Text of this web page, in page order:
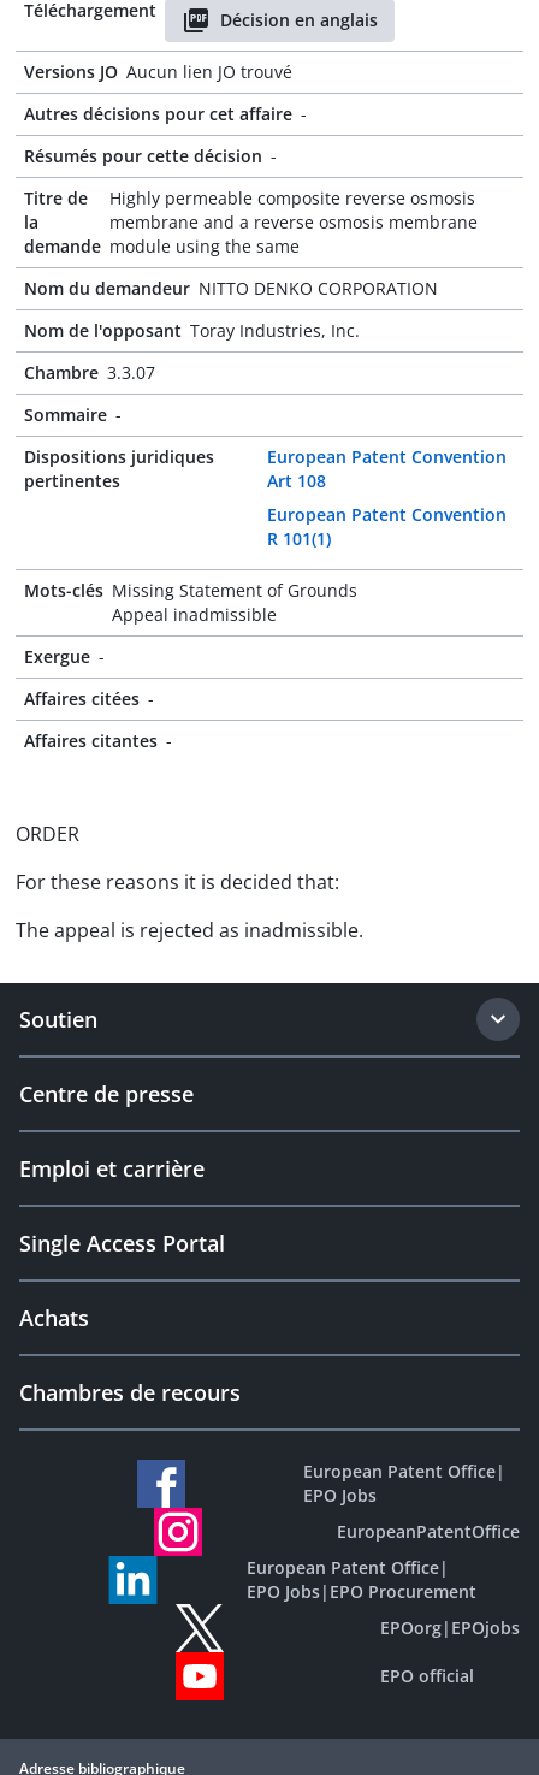
Téléchargement
Décision en anglais
Versions JO Aucun lien JO trouvé
Autres décisions pour cet affaire -
Résumés pour cette décision -
Titre de
la
demande
Highly permeable composite reverse osmosis
membrane and a reverse osmosis membrane
module using the same
Nom du demandeur NITTO DENKO CORPORATION
Nom de l'opposant Toray Industries, Inc.
Chambre 3.3.07
Sommaire -
Dispositions juridiques
pertinentes
European Patent Convention
Art 108
European Patent Convention
R 101(1)
Mots-clés Missing Statement of Grounds
Appeal inadmissible
Exergue -
Affaires citées -
Affaires citantes -
ORDER
For these reasons it is decided that:
The appeal is rejected as inadmissible.
Soutien
Centre de presse
Emploi et carrière
Single Access Portal
Achats
Chambres de recours
European Patent Office|
EPO Jobs
EuropeanPatentOffice
European Patent Office|
EPO Jobs| EPO Procurement
EPOorg| EPOjobs
EPO official
Adresse bibliographique